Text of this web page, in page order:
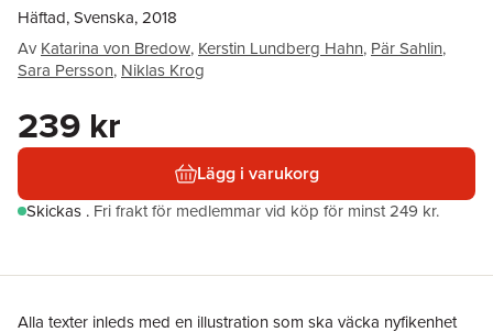
Häftad, Svenska, 2018
Av Katarina von Bredow, Kerstin Lundberg Hahn, Pär Sahlin,
Sara Persson, Niklas Krog
239 kr
Lägg i varukorg
Skickas . Fri frakt för medlemmar vid köp för minst 249 kr.
Alla texter inleds med en illustration som ska väcka nyfikenhet